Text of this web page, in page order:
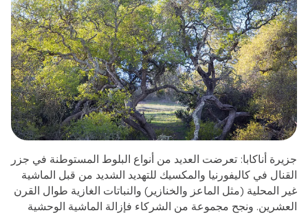
جزيرة أناكابا: تعرضت العديد من أنواع البلوط المستوطنة في جزر
القنال في كاليفورنيا والمكسيك للتهديد الشديد من قبل الماشية
غير المحلية (مثل الماعز والخنازير) والنباتات الغازية طوال القرن
العشرين. ونجح مجموعة من الشركاء فإزالة الماشية الوحشية